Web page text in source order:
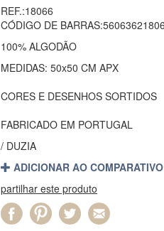
REF.:18066
CÓDIGO DE
100% ALGODÃO
MEDIDAS: 50x50 CM APX
CORES E DESENHOS SORTIDOS
FABRICADO EM PORTUGAL
/ DUZIA
ADICIONAR AO COMPARATIVO
partilhar este produto